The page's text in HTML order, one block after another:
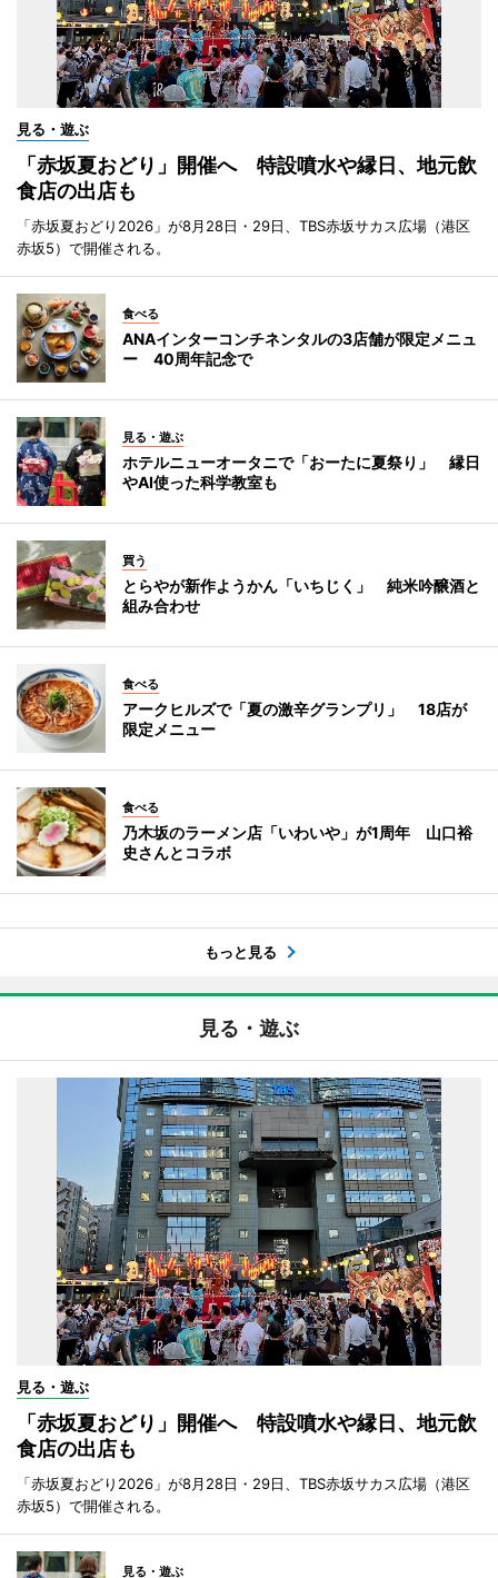
見る・遊ぶ
「赤坂夏おどり」開催へ 特設噴水や縁日、地元飲
食店の出店も
「赤坂夏おどり2026」が8月28日・29日、TBS赤坂サカス広場（港区
赤坂5）で開催される。
食べる
ANAインターコンチネンタルの3店舗が限定メニュ
ー 40周年記念で
見る・遊ぶ
ホテルニューオータニで「おーたに夏祭り」 縁日
やAI使った科学教室も
買う
とらやが新作ようかん「いちじく」 純米吟醸酒と
組み合わせ
食べる
アークヒルズで「夏の激辛グランプリ」 18店が
限定メニュー
食べる
乃木坂のラーメン店「いわいや」が1周年 山口裕
史さんとコラボ
もっと見る
見る・遊ぶ
見る・遊ぶ
「赤坂夏おどり」開催へ 特設噴水や縁日、地元飲
食店の出店も
「赤坂夏おどり2026」が8月28日・29日、TBS赤坂サカス広場（港区
赤坂5）で開催される。
見る・遊ぶ